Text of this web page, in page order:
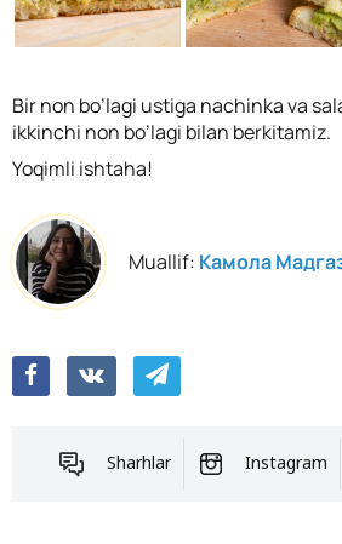
Bir non bo’lagi ustiga nachinka va
ikkinchi non bo’lagi bilan berkitamiz.
Yoqimli ishtaha!
Muallif: Камола
Sharhlar Instagram